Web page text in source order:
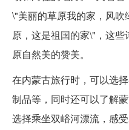
\"美丽的草原我的家，风
原，这是祖国的家\"，这
原自然美的赞美。
在内蒙古旅行时，可以选
制品等，同时还可以了解
选择乘坐双峪河漂流，感